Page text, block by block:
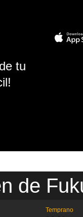
tu
de
Temprano